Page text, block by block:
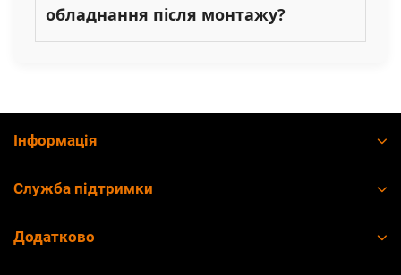
обладнання після монтажу?
Інформація
Служба підтримки
Додатково